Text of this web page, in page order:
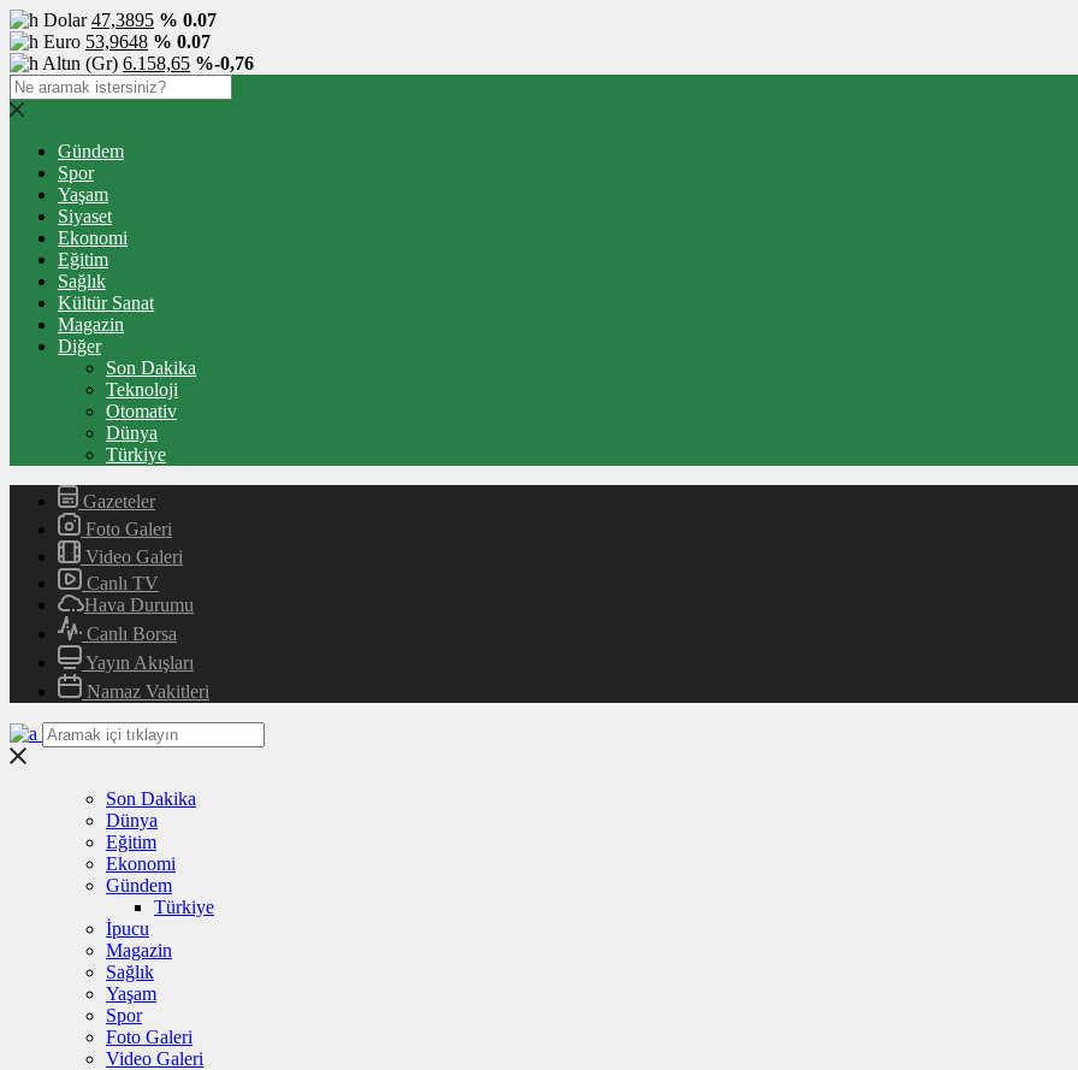
Dolar47,3895 % 0.07
Euro 53,9648 % 0.07
Altın (Gr) 6.158,65 %-0,76
Gündem
Spor
Yaşam
Siyaset
Ekonomi
Eğitim
Sağlık
Kültür Sanat
Magazin
Diğer
Son Dakika
Teknoloji
Otomativ
Dünya
Türkiye
Gazeteler
Foto Galeri
Video Galeri
Canlı TV
Hava Durumu
Canlı Borsa
Yayın Akışları
Namaz Vakitleri
Son Dakika
Dünya
Eğitim
Ekonomi
Gündem
Türkiye
İpucu
Magazin
Sağlık
Yaşam
Spor
Foto Galeri
Video Galeri